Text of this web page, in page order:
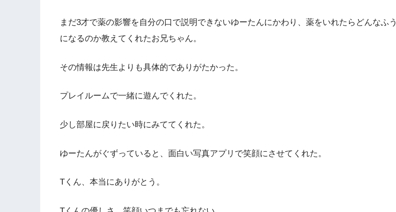
まだ3才で薬の影響を自分の口で説明できないゆーたんにかわり、薬をいれたらどんなふう
になるのか教えてくれたお兄ちゃん。
その情報は先生よりも具体的でありがたかった。
プレイルームで一緒に遊んでくれた。
少し部屋に戻りたい時にみててくれた。
ゆーたんがぐずっていると、面白い写真アプリで笑顔にさせてくれた。
Tくん、本当にありがとう。